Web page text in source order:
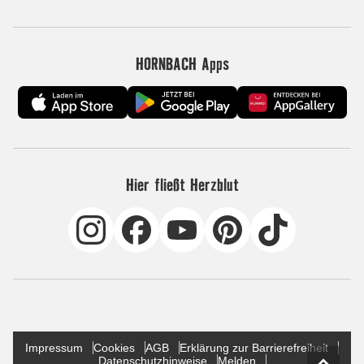
HORNBACH Apps
Hier fließt Herzblut
Impressum Cookies AGB
Erklärung zur Barrierefreiheit
Datenschutzhinweise
Melden